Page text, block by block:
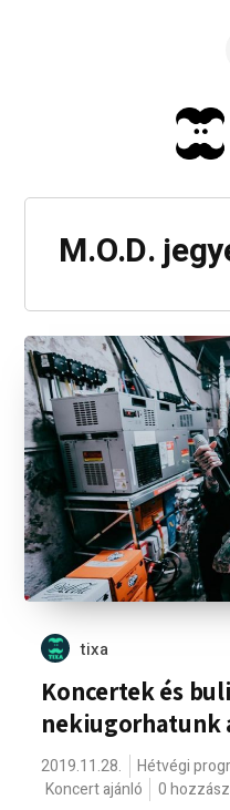
M.O.D.
tixa
Koncertek és
nekiugorhatunk
2019.11.28. Hétvégi
Koncert ajánló
0